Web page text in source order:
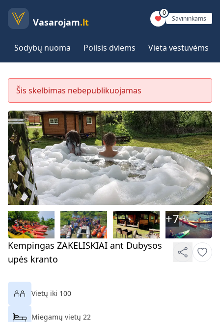
Vasarojam.lt
0
Savininkams
Sodybų nuoma Poilsis dviems Vieta vestuvėms
Šis skelbimas nebepublikuojamas
Kempingas ZAKELISKIAI ant Dubysos
upės kranto
+7
Vietų iki 100
Miegamų vietų 22